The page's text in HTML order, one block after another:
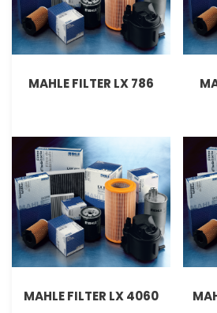
MAHLE FILTER LX 786
MAHLE FILTER LX 4060